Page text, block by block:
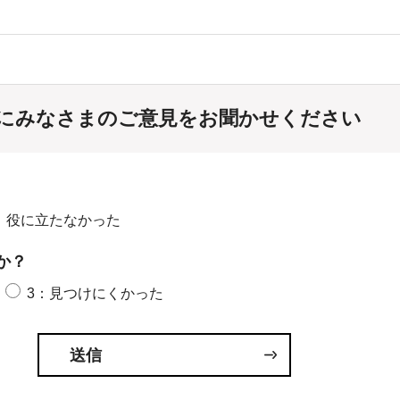
みなさまのご意見をお聞かせください
役に立たなかった
？
3：見つけにくかった